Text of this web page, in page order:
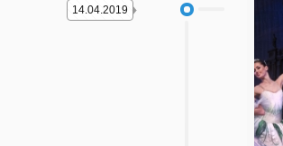
14.04.2019